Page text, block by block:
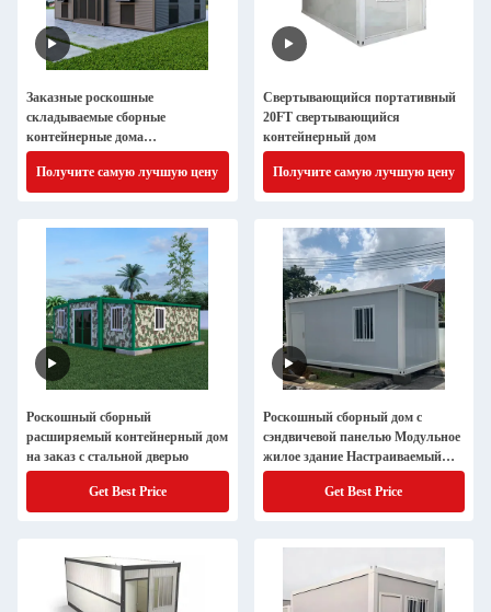
Заказные роскошные
складываемые сборные
контейнерные дома
расширяемые сборные дома
Получите самую лучшую цену
Свертывающийся портативный
20FT свертывающийся
контейнерный дом
Получите самую лучшую цену
Роскошный сборный
расширяемый контейнерный дом
на заказ с стальной дверью
Get Best Price
Роскошный сборный дом с
сэндвичевой панелью Модульное
жилое здание Настраиваемый
Контейнерный дом
Get Best Price